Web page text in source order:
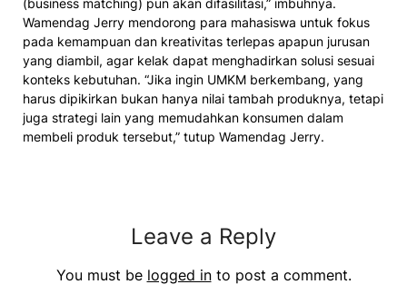
(business matching) pun akan difasilitasi,” imbuhnya.
Wamendag Jerry mendorong para mahasiswa untuk fokus
pada kemampuan dan kreativitas terlepas apapun jurusan
yang diambil, agar kelak dapat menghadirkan solusi sesuai
konteks kebutuhan. “Jika ingin UMKM berkembang, yang
harus dipikirkan bukan hanya nilai tambah produknya, tetapi
juga strategi lain yang memudahkan konsumen dalam
membeli produk tersebut,” tutup Wamendag Jerry.
Leave a Reply
You must be logged into post a comment.